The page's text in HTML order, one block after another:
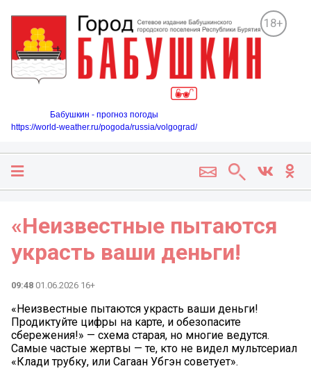
18+
Бабушкин - прогноз погоды
https://world-weather.ru/pogoda/russia/volgograd/
«Неизвестные пытаются
украсть ваши деньги!
09:48 01.06.2026 16+
«Неизвестные пытаются украсть ваши деньги!
Продиктуйте цифры на карте, и обезопасите
сбережения!» — схема старая, но многие ведутся.
Самые частые жертвы — те, кто не видел мультсериал
«Клади трубку, или Сагаан Убгэн советует».